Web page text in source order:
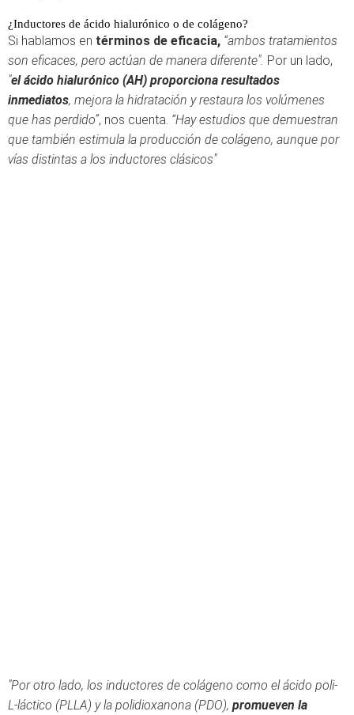
¿Inductores de ácido hialurónico o de colágeno?
Si hablamos en términos de eficacia, “ambos tratamientos
son eficaces, pero actúan de manera diferente". Por un lado,
"el ácido hialurónico (AH) proporciona resultados
inmediatos, mejora la hidratación y restaura los volúmenes
que has perdido”, nos cuenta. “Hay estudios que demuestran
que también estimula la producción de colágeno, aunque por
vías distintas a los inductores clásicos"
"Por otro lado, los inductores de colágeno como el ácido poli-
L-láctico (PLLA) y la polidioxanona (PDO), promueven la